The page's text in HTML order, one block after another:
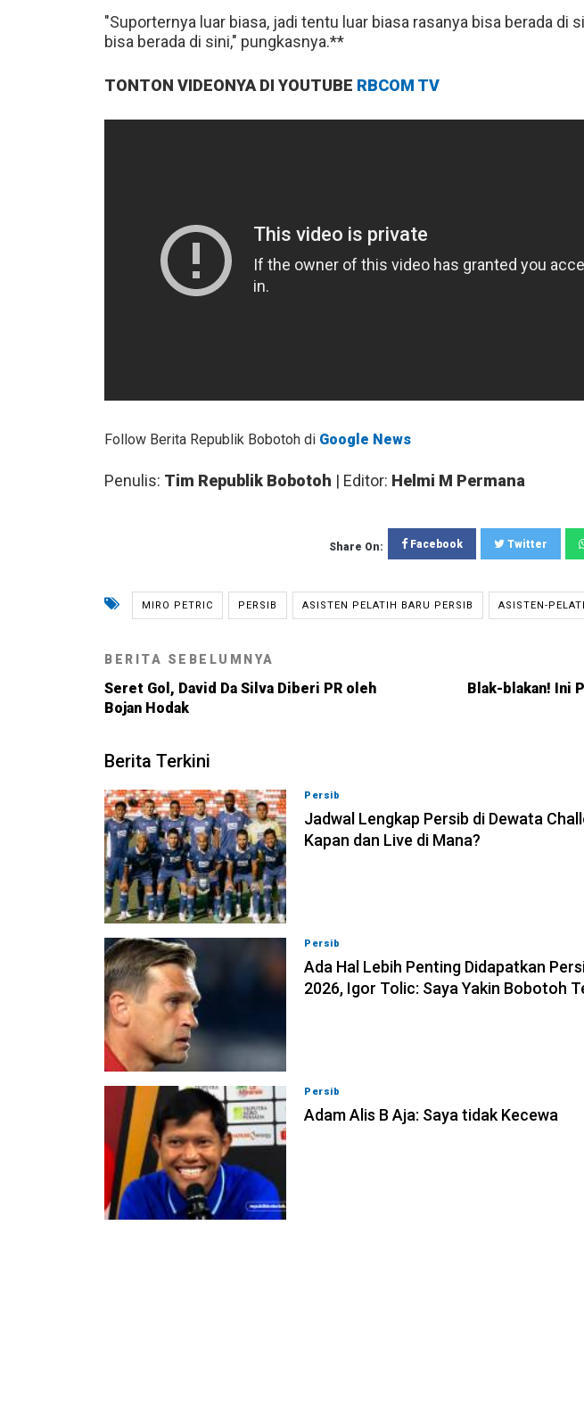
"Suporternya luar biasa, jadi tentu luar biasa rasanya bisa berada di
bisa berada di sini," pungkasnya.**
TONTON VIDEONYA DI YOUTUBE RBCOM TV
Follow Berita Republik Bobotoh di Google News
Penulis: Tim Republik Bobotoh | Editor: Helmi M Permana
Share On: Facebook Twitter
MIRO PETRIC PERSIB ASISTEN PELATIH BARU PERSIB ASISTEN-
BERITA SEBELUMNYA
Seret Gol, David Da Silva Diberi PR oleh
Bojan Hodak
Blak-blakan! Ini
Berita Terkini
Persib
Jadwal Lengkap Persib di Dewata
Kapan dan Live di Mana?
Persib
Ada Hal Lebih Penting Didapatkan
2026, Igor Tolic: Saya Yakin Bobotoh
Persib
Adam Alis B Aja: Saya tidak Kecewa